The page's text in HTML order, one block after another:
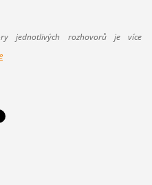
jednotlivých rozhovorů je více